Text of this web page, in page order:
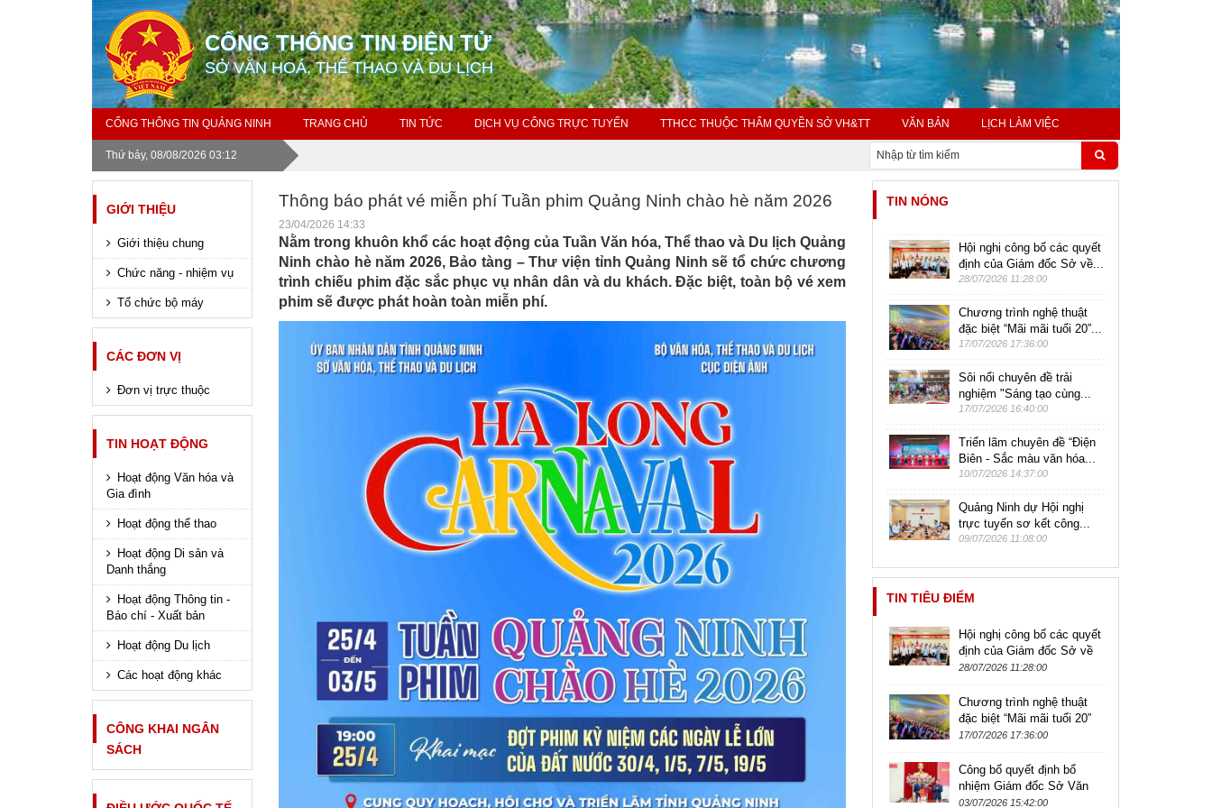
CỔNG THÔNG TIN ĐIỆN TỬ
SỞ VĂN HOÁ, THỂ THAO VÀ DU LỊCH
CỔNG THÔNG TIN QUẢNG NINH TRANG CHỦ TIN TỨC DỊCH VỤ CÔNG TRỰC TUYẾN TTHCC THUỘC THẨM QUYỀN SỞ VH&TT VĂN BẢN LỊCH LÀM VIỆC
Thứ bảy, 08/08/2026 03:12
GIỚI THIỆU
Giới thiệu chung
Chức năng - nhiệm vụ
Tổ chức bộ máy
CÁC ĐƠN VỊ
Đơn vị trực thuộc
TIN HOẠT ĐỘNG
Hoạt động Văn hóa và
Gia đình
Hoạt động thể thao
Hoạt động Di sản và
Danh thắng
Hoạt động Thông tin -
Báo chí - Xuất bản
Hoạt động Du lịch
Các hoạt động khác
CÔNG KHAI NGÂN
SÁCH
Thông báo phát vé miễn phí Tuần phim Quảng Ninh chào hè năm 2026
23/04/2026 14:33
Nằm trong khuôn khổ các hoạt động của Tuần Văn hóa, Thể thao và Du lịch Quảng
Ninh chào hè năm 2026, Bảo tàng – Thư viện tỉnh Quảng Ninh sẽ tổ chức chương
trình chiếu phim đặc sắc phục vụ nhân dân và du khách. Đặc biệt, toàn bộ vé xem
phim sẽ được phát hoàn toàn miễn phí.
TIN NÓNG
Hội nghị công bố các quyết
định của Giám đốc Sở về...
28/07/2026 11:28:00
Chương trình nghệ thuật
đặc biệt “Mãi mãi tuổi 20”...
17/07/2026 17:36:00
Sôi nổi chuyên đề trải
nghiệm "Sáng tạo cùng...
17/07/2026 16:40:00
Triển lãm chuyên đề “Điện
Biên - Sắc màu văn hóa...
10/07/2026 14:37:00
Quảng Ninh dự Hội nghị
trực tuyến sơ kết công...
09/07/2026 11:08:00
TIN TIÊU ĐIỂM
Hội nghị công bố các quyết
định của Giám đốc Sở về
công tác cán bộ thuộc
thuật và...
28/07/2026 11:28:00
Chương trình nghệ thuật
đặc biệt “Mãi mãi tuổi 20”
kỷ niệm 79 năm Ngày
17/07/2026 17:36:00
Công bố quyết định bổ
nhiệm Giám đốc Sở Văn
hóa, Thể thao và Du lịch
03/07/2026 15:42:00